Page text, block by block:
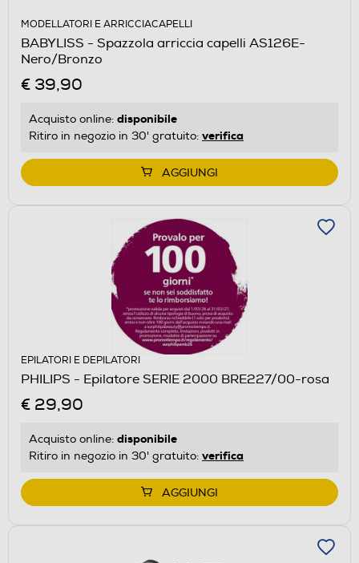
MODELLATORI E ARRICCIACAPELLI
BABYLISS - Spazzola arriccia capelli AS126E-
Nero/Bronzo
€ 39,90
Acquisto online: disponibile
Ritiro in negozio in 30' gratuito: verifica
AGGIUNGI
EPILATORI E DEPILATORI
PHILIPS - Epilatore SERIE 2000 BRE227/00-rosa
€ 29,90
Acquisto online: disponibile
Ritiro in negozio in 30' gratuito: verifica
AGGIUNGI